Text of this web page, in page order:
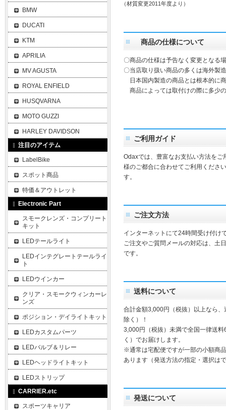
（材質変更2011年度より）
商品の仕様について
〇商品の仕様は予告なく変更となる
〇当店取り扱い商品の多くは海外製
日本国内製造の商品とは根本的に
商品によっては取付けの際に多少
ご利用ガイド
Odaxでは、豊富なお支払い方法を
様のご都合に合わせてご利用くださ
す。
ご注文方法
インターネットにて24時間受け付け
ご注文やご質問メールの対応は、土
です。
送料について
合計金額3,000円（税抜）以上なら
除く）！
3,000円（税抜）未満で全国一律送
く）でお届けします。
※通常は宅配便ですが一部の小額商
あります（発送方法の指定・選択は
発送について
BMW
DUCATI
KTM
APRILIA
MV AGUSTA
ROYAL ENFIELD
HUSQVARNA
MOTO GUZZI
HARLEY DAVIDSON
注目のアイテム
LabelBike
スポット商品
特価＆アウトレット
Electronic Part
スモークレンズ・コンプリート
キット
LEDテールライト
LEDインテグレートテールライ
ト
LEDウインカー
クリア・スモークウィンカーレ
ンズ
ポジション・デイライトキット
LEDカスタムパーツ
LEDバルブ＆リレー
LEDヘッドライトキット
LEDストリップ
CARRIER.etc
スポーツキャリア